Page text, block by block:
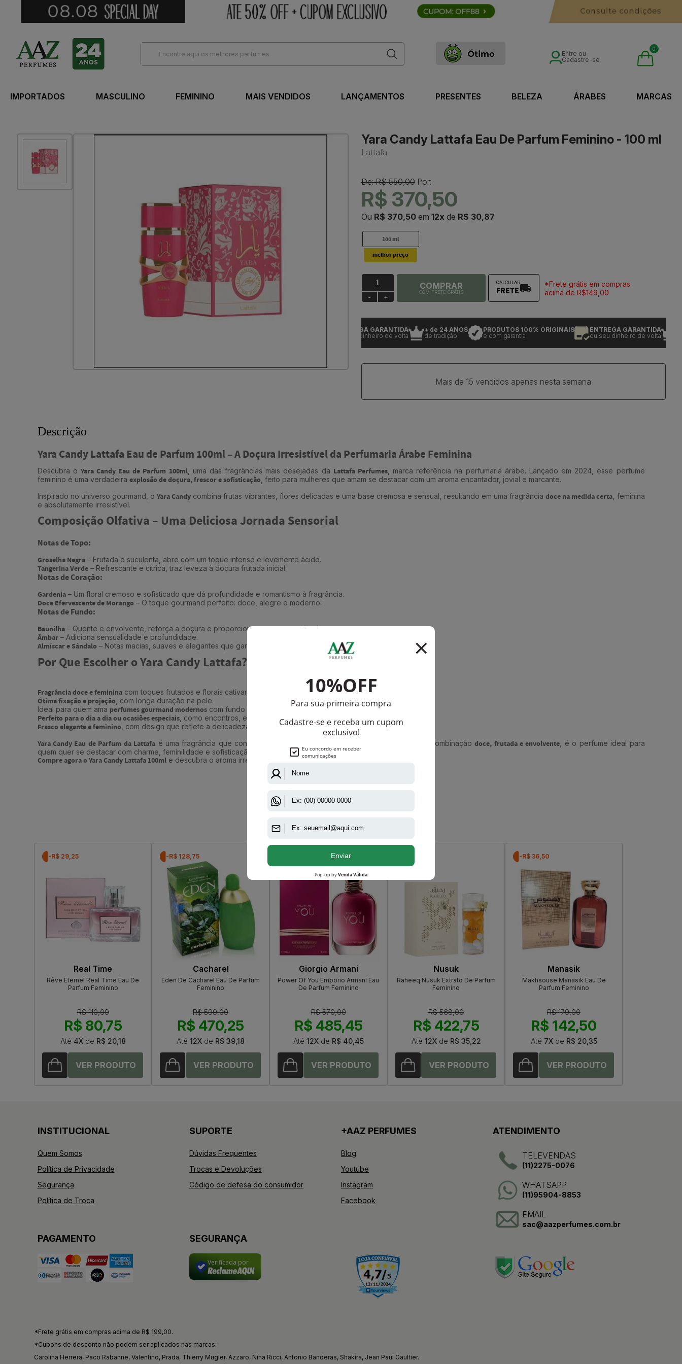
Entre ou
Cadastre-se
0
IMPORTADOS MASCULINO FEMININO MAIS VENDIDOS LANÇAMENTOS PRESENTES BELEZA ÁRABES MARCAS
Yara Candy Lattafa Eau De Parfum Feminino - 100 ml
Lattafa
De: R$ 550,00Por:
R$ 370,50
Ou R$ 370,50em 12x de R$ 30,87
100 ml
- +
COMPRAR
COM FRETE GRÁTIS
CALCULAR
FRETE
*Frete grátis em compras
acima de R$149,00
ENTREGA GARANTIDA
ou seu dinheiro de volta
+ de 24 ANOS
de tradição
PRODUTOS 100% ORIGINAIS
e com garantia
ENTREGA GARANTIDA
ou seu dinheiro de volta
+ de
de
Mais de 15 vendidos apenas nesta semana
Descrição
Yara Candy Lattafa Eau de Parfum 100ml – A Doçura Irresistível da Perfumaria Árabe Feminina
Descubra o Yara Candy Eau de Parfum 100ml, uma das fragrâncias mais desejadas da Lattafa Perfumes, marca referência na perfumaria árabe. Lançado em 2024, esse perfume
feminino é uma verdadeira explosão de doçura, frescor e sofisticação, feito para mulheres que amam se destacar com um aroma encantador, jovial e marcante.
Inspirado no universo gourmand, oYara Candy combina frutas vibrantes, flores delicadas e uma base cremosa e sensual, resultando em uma fragrânciadoce na medida certa, feminina
e absolutamente irresistível.
Composição Olfativa – Uma Deliciosa Jornada Sensorial
Notas de Topo:
Groselha Negra– Frutada e suculenta, abre com um toque intenso e levemente ácido.
Tangerina Verde– Refrescante e cítrica, traz leveza à doçura frutada inicial.
Notas de Coração:
Gardenia– Um floral cremoso e sofisticado que dá profundidade e romantismo à fragrância.
Doce Efervescente de Morango – O toque gourmand perfeito: doce, alegre e moderno.
Notas de Fundo:
Baunilha– Quente e envolvente, reforça a doçura e proporciona um toque acolhedor.
Âmbar– Adiciona sensualidade e profundidade.
Almíscar e Sândalo – Notas macias, suaves e elegantes que garantem fixação e um rastro sedutor.
Por Que Escolher o Yara Candy Lattafa?
Fragrância doce e femininacom toques frutados e florais cativantes.
Ótima fixação e projeção, com longa duração na pele.
Ideal para quem ama perfumes gourmand modernoscom fundo cremoso e envolvente.
Perfeito para o dia a dia ou ocasiões especiais, como encontros, eventos sociais ou noites românticas.
Frasco elegante e feminino, com design que reflete a delicadeza da fragrância.
Yara Candy Eau de Parfum da Lattafa é uma fragrância que conquista corações logo na primeira borrifada. Com sua combinaçãodoce, frutada e envolvente, é o perfume ideal para
quem quer se destacar com charme, feminilidade e sofisticação.
Compre agora o Yara Candy Lattafa 100mle descubra o aroma irresistível que vai te acompanhar em todos os momentos.
Que viu, viu também
-R$ 29,25
Real Time
Rêve Eternel Real Time Eau De
Parfum Feminino
R$ 110,00
R$ 80,75
Até 4Xde R$ 20,18
-R$ 128,75
Cacharel
Eden De Cacharel Eau De Parfum
Feminino
R$ 599,00
R$ 470,25
Até 12X de R$ 39,18
Giorgio Armani
Power Of You Emporio Armani Eau
De Parfum Feminino
R$ 570,00
R$ 485,45
Até 12Xde R$ 40,45
Nusuk
Raheeq Nusuk Extrato De Parfum
Feminino
R$ 568,00
R$ 422,75
Até 12Xde R$ 35,22
-R$ 36,50
Manasik
Makhsouse Manasik Eau De
Parfum Feminino
R$ 179,00
R$ 142,50
Até 7Xde R$ 20,35
INSTITUCIONAL
Quem Somos
Política de Privacidade
Segurança
Política de Troca
SUPORTE
Dúvidas Frequentes
Trocas e Devoluções
Código de defesa do consumidor
+AAZ PERFUMES
Blog
Youtube
Instagram
Facebook
ATENDIMENTO
TELEVENDAS
(11)2275-0076
WHATSAPP
(11)95904-8853
EMAIL
sac@aazperfumes.com.br
PAGAMENTO SEGURANÇA
Verificada por
*Frete grátis em compras acima de R$ 199,00.
*Cupons de desconto não podem ser aplicados nas marcas:
Carolina Herrera, Paco Rabanne, Valentino, Prada, Thierry Mugler, Azzaro, Nina Ricci, Antonio Banderas, Shakira, Jean Paul Gaultier.